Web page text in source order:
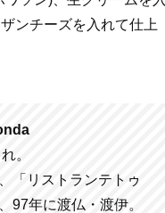
ンチーズを入れて仕上
。
「リストランテトゥ
97年に渡仏・渡伊。